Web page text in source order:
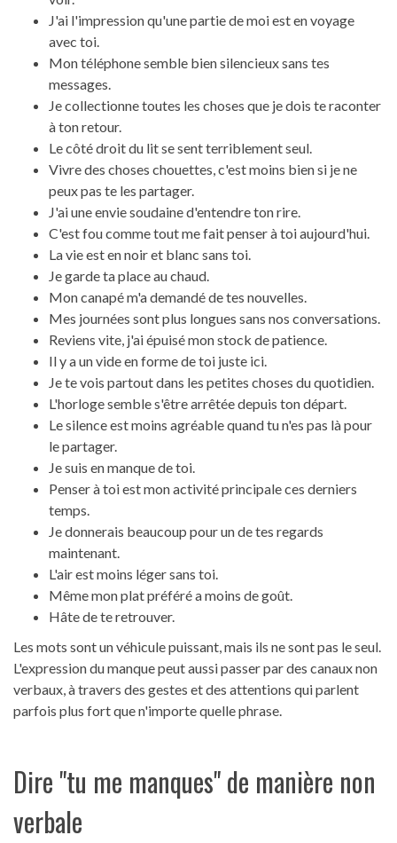
J'ai l'impression qu'une partie de moi est en voyage
avec toi.
Mon téléphone semble bien silencieux sans tes
messages.
Je collectionne toutes les choses que je dois te raconter
à ton retour.
Le côté droit du lit se sent terriblement seul.
Vivre des choses chouettes, c'est moins bien si je ne
peux pas te les partager.
J'ai une envie soudaine d'entendre ton rire.
C'est fou comme tout me fait penser à toi aujourd'hui.
La vie est en noir et blanc sans toi.
Je garde ta place au chaud.
Mon canapé m'a demandé de tes nouvelles.
Mes journées sont plus longues sans nos conversations.
Reviens vite, j'ai épuisé mon stock de patience.
Il y a un vide en forme de toi juste ici.
Je te vois partout dans les petites choses du quotidien.
L'horloge semble s'être arrêtée depuis ton départ.
Le silence est moins agréable quand tu n'es pas là pour
le partager.
Je suis en manque de toi.
Penser à toi est mon activité principale ces derniers
temps.
Je donnerais beaucoup pour un de tes regards
maintenant.
L'air est moins léger sans toi.
Même mon plat préféré a moins de goût.
Hâte de te retrouver.
Les mots sont un véhicule puissant, mais ils ne sont pas le seul.
L'expression du manque peut aussi passer par des canaux non
verbaux, à travers des gestes et des attentions qui parlent
parfois plus fort que n'importe quelle phrase.
Dire "tu me manques" de manière non
verbale